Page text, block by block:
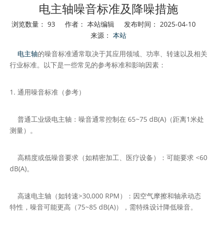
电主轴噪音标准及降噪措施
浏览数量： 93 作者： 本站编辑 发布时间： 2025-04-10
来源： 本站
电主轴的噪音标准通常取决于其应用领域、功率、转速以及相关
行业标准。以下是一些常见的参考标准和影响因素：
1. 通用噪音标准（参考）
普通工业级电主轴：噪音通常控制在 65~75 dB(A)（距离1米处
测量）。
高精度或低噪音要求（如精密加工、医疗设备）：可能要求 <60
dB(A)。
高速电主轴（如转速>30,000 RPM）：因空气摩擦和轴承动态
特性，噪音可能更高（75~85 dB(A)），需特殊设计降低噪音。